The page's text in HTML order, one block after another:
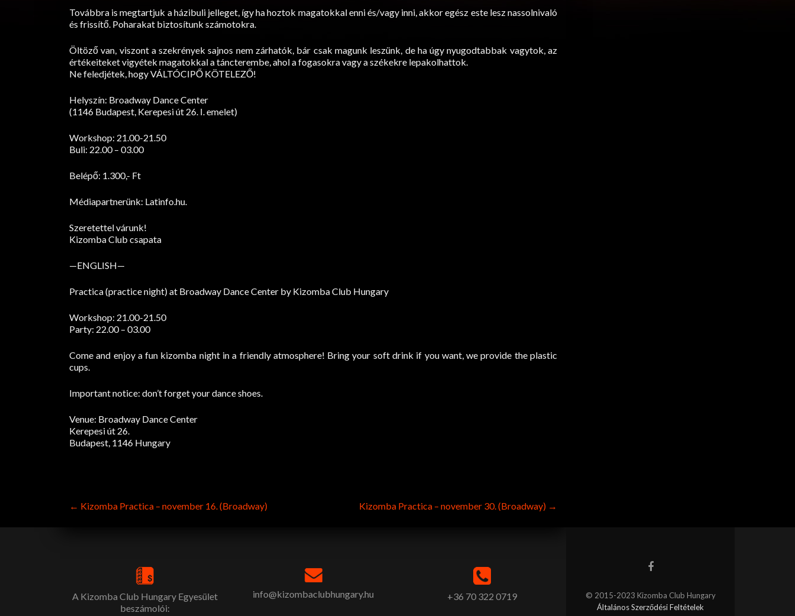
Továbbra is megtartjuk a házibuli jelleget, így ha hoztok magatokkal enni és/vagy inni, akkor egész este lesz nassolnivaló
és frissítő. Poharakat biztosítunk számotokra.
Öltöző van, viszont a szekrények sajnos nem zárhatók, bár csak magunk leszünk, de ha úgy nyugodtabbak vagytok, az
értékeiteket vigyétek magatokkal a táncterembe, ahol a fogasokra vagy a székekre lepakolhattok.
Ne feledjétek, hogy VÁLTÓCIPŐ KÖTELEZŐ!
Helyszín: Broadway Dance Center
(1146 Budapest, Kerepesi út 26. I. emelet)
Workshop: 21.00-21.50
Buli: 22.00 – 03.00
Belépő: 1.300,- Ft
Médiapartnerünk: Latinfo.hu.
Szeretettel várunk!
Kizomba Club csapata
—ENGLISH—
Practica (practice night) at Broadway Dance Center by Kizomba Club Hungary
Workshop: 21.00-21.50
Party: 22.00 – 03.00
Come and enjoy a fun kizomba night in a friendly atmosphere! Bring your soft drink if you want, we provide the plastic
cups.
Important notice: don’t forget your dance shoes.
Venue: Broadway Dance Center
Kerepesi út 26.
Budapest, 1146 Hungary
Post
← Kizomba Practica – november 16. (Broadway) Kizomba Practica – november 30. (Broadway) →
A Kizomba Club Hungary Egyesület
beszámolói:
info@kizombaclubhungary.hu +36 70 322 0719
© 2015-2023 Kizomba Club Hungary
Általános Szerződési Feltételek